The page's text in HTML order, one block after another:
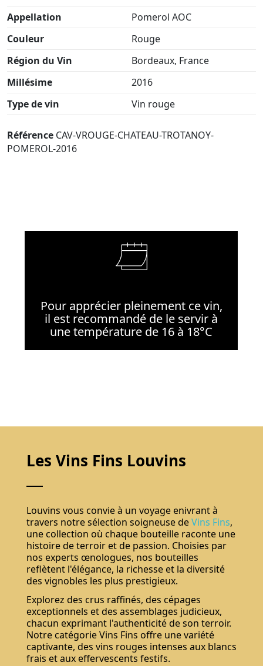
Appellation
Pomerol AOC
Couleur
Rouge
Région du Vin
Bordeaux, France
Millésime
2016
Type de vin
Vin rouge
Référence CAV-VROUGE-CHATEAU-TROTANOY-
POMEROL-2016
Pour apprécier pleinement ce vin,
il est recommandé de le servir à
une température de 16 à 18°C
Les Vins Fins Louvins
Louvins vous convie à un voyage enivrant à
travers notre sélection soigneuse deVins Fins,
une collection où chaque bouteille raconte une
histoire de terroir et de passion. Choisies par
nos experts œnologues, nos bouteilles
reflètent l'élégance, la richesse et la diversité
des vignobles les plus prestigieux.
Explorez des crus raffinés, des cépages
exceptionnels et des assemblages judicieux,
chacun exprimant l'authenticité de son terroir.
Notre catégorie Vins Fins offre une variété
captivante, des vins rouges intenses aux blancs
frais et aux effervescents festifs.